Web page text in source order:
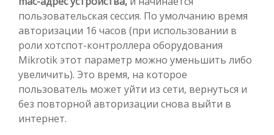
пользовательская сессия. По умолчанию время
авторизации 16 часов (при использовании в
роли хотспот-контроллера оборудования
Mikrotik этот параметр можно уменьшить либо
увеличить). Это время, на которое
пользователь может уйти из сети, вернуться и
без повторной авторизации снова выйти в
интернет.